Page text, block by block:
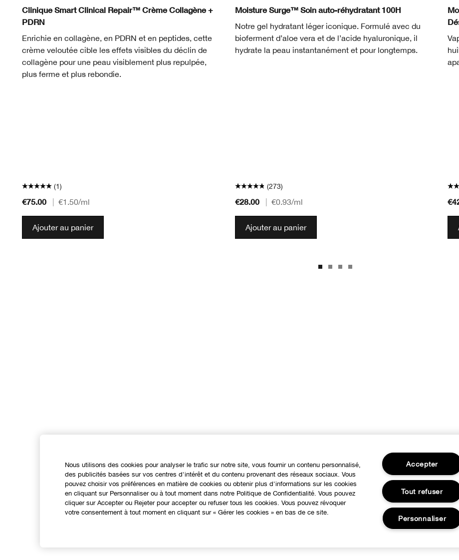
Clinique Smart Clinical Repair™ Crème Collagène +
PDRN
Enrichie en collagène, en PDRN et en peptides, cette
crème veloutée cible les effets visibles du déclin de
collagène pour une peau visiblement plus repulpée,
plus ferme et plus rebondie.
(1)
€75.00 €1.50/ml
Ajouter au panier
Moisture Surge™ Soin auto-réhydratant 100H
Notre gel hydratant léger iconique. Formulé avec du
bioferment d’aloe vera et de l’acide hyaluronique, il
hydrate la peau instantanément et pour longtemps.
(273)
€28.00 €0.93/ml
Ajouter au panier
Nous utilisons des cookies pour analyser le trafic sur notre site, vous fournir un contenu personnalisé,
des publicités basées sur vos centres d'intérêt et du contenu provenant des réseaux sociaux. Vous
pouvez choisir vos préférences en matière de cookies ou obtenir plus d'informations sur les cookies
en cliquant sur Personnaliser ou à tout moment dans notre Politique de Confidentialité. Vous pouvez
cliquer sur Accepter ou Rejeter pour accepter ou refuser tous les cookies. Vous pouvez révoquer
votre consentement à tout moment en cliquant sur « Gérer les cookies » en bas de ce site.
Accepter
Tout refuser
Personnaliser